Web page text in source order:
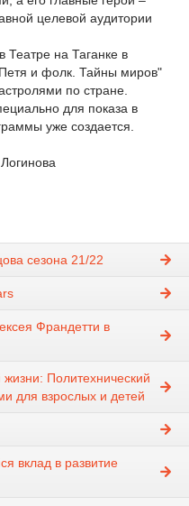
целевой аудитории
на Таганке в
и фолк. Тайны миров"
по стране.
для показа в
уже создается.
сезона 21/22
Франдетти в
Политехнический
для взрослых и детей
вклад в развитие